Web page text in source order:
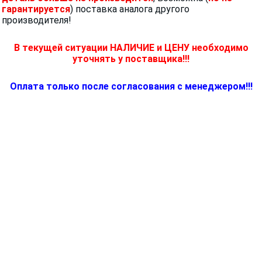
гарантируется) поставка аналога другого
производителя!
В текущей ситуации НАЛИЧИЕ и ЦЕНУ необходимо
уточнять у поставщика!!!
Оплата только после согласования с менеджером!!!